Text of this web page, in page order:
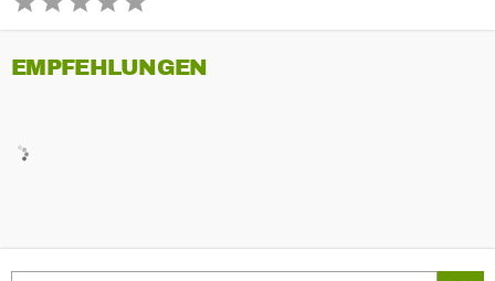
EMPFEHLUNGEN